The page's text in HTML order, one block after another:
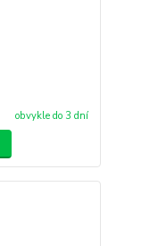
obvykle do 3 dní